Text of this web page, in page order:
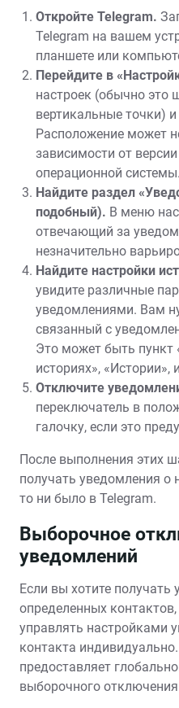
Откройте Telegram.
Telegram на вашем
планшете или
Перейдите в
настроек (обычно это
вертикальные точки)
Расположение может
зависимости от
операционной системы.
Найдите раздел
подобный). В меню
отвечающий за
незначительно
Найдите настройки
увидите различные
уведомлениями. Вам
связанный с
Это может быть пункт
историях», «Истории»,
Отключите
переключатель в
галочку, если это
После выполнения этих
получать уведомления о
то ни было в Telegram.
Выборочное
уведомлений
Если вы хотите получать
определенных
управлять настройками
контакта
предоставляет
выборочного